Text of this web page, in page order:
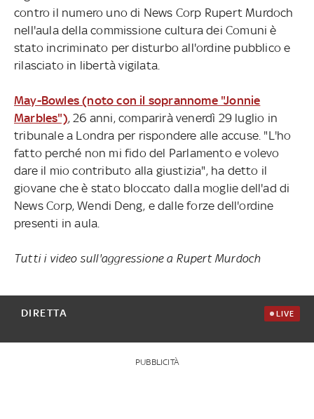
contro il numero uno di News Corp Rupert Murdoch
nell'aula della commissione cultura dei Comuni è
stato incriminato per disturbo all'ordine pubblico e
rilasciato in libertà vigilata.
May-Bowles (noto con il soprannome "Jonnie
Marbles"), 26 anni, comparirà venerdì 29 luglio in
tribunale a Londra per rispondere alle accuse. "L'ho
fatto perché non mi fido del Parlamento e volevo
dare il mio contributo alla giustizia", ha detto il
giovane che è stato bloccato dalla moglie dell'ad di
News Corp, Wendi Deng, e dalle forze dell'ordine
presenti in aula.
Tutti i video sull'aggressione a Rupert Murdoch
DIRETTA LIVE
PUBBLICITÀ